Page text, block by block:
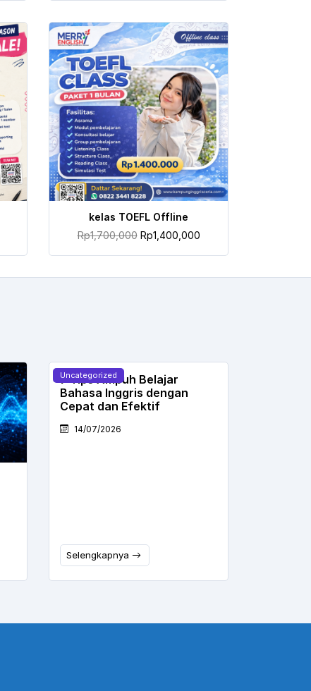
TAMBAH KE KERANJANG
kelas TOEFL Offline
Rp1,700,000 Rp1,400,000
Uncategorized
7 Tips Ampuh Belajar
Bahasa Inggris dengan
Cepat dan Efektif
14/07/2026
Selengkapnya